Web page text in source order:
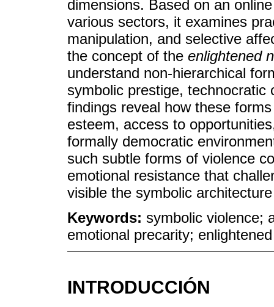
dimensions. Based on an
various sectors, it examines
manipulation, and selective
the concept of the enlightened
understand non-hierarchical
symbolic prestige, technocratic
findings reveal how these
esteem, access to
formally democratic
such subtle forms of violence
emotional resistance that
visible the symbolic
Keywords: symbolic violence;
emotional precarity;
INTRODUCCIÓN